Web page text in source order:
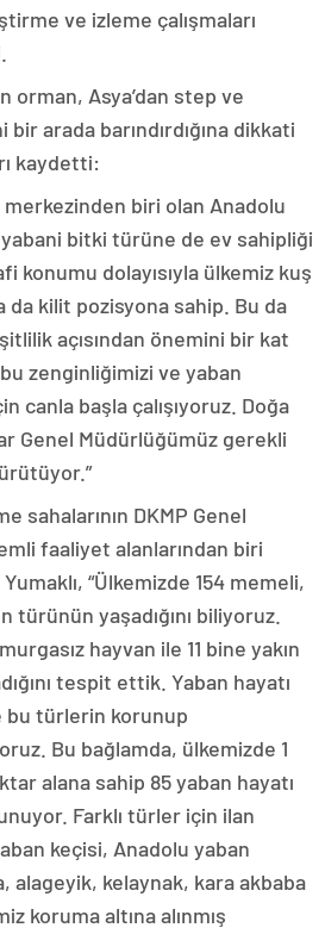
ve izleme çalışmaları
orman, Asya’dan step ve
arada barındırdığına dikkati
kaydetti:
merkezinden biri olan Anadolu
yabani bitki türüne de ev sahipliği
konumu dolayısıyla ülkemiz kuş
da kilit pozisyona sahip. Bu da
açısından önemini bir kat
zenginliğimizi ve yaban
canla başla çalışıyoruz. Doğa
Genel Müdürlüğümüz gerekli
sahalarının DKMP Genel
faaliyet alanlarından biri
“Ülkemizde 154 memeli,
türünün yaşadığını biliyoruz.
hayvan ile 11 bine yakın
tespit ettik. Yaban hayatı
bu türlerin korunup
Bu bağlamda, ülkemizde 1
alana sahip 85 yaban hayatı
Farklı türler için ilan
keçisi, Anadolu yaban
alageyik, kelaynak, kara akbaba
koruma altına alınmış